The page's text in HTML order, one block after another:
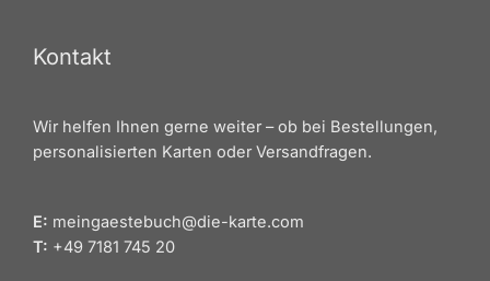
Kontakt
Wir helfen Ihnen gerne weiter – ob bei Bestellungen,
personalisierten Karten oder Versandfragen.
E: meingaestebuch@die-karte.com
T: +49 7181 745 20